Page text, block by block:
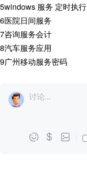
5windows 服务 定时执行
6医院日间服务
7咨询服务会计
8汽车服务应用
9广州移动服务密码
讨论...
  